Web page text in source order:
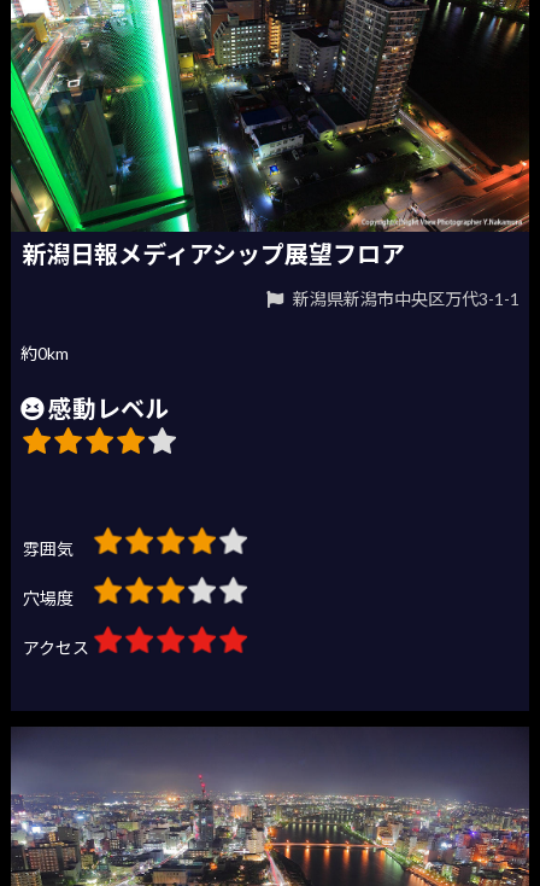
新潟日報メディアシップ展望フロア
新潟県新潟市中央区万代3-1-1
約0km
感動レベル
雰囲気
穴場度
アクセス